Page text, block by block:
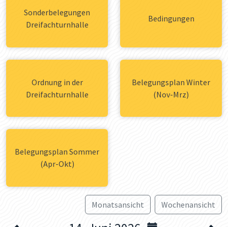
Sonderbelegungen
Dreifachturnhalle
Bedingungen
Ordnung in der
Dreifachturnhalle
Belegungsplan Winter
(Nov-Mrz)
Belegungsplan Sommer
(Apr-Okt)
Monatsansicht Wochenansicht